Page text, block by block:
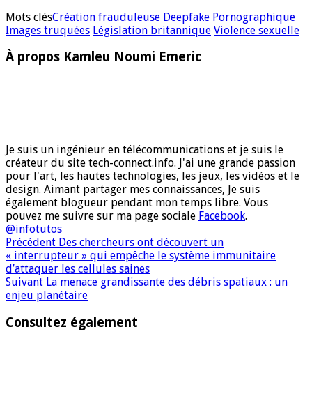
Mots clésCréation frauduleuse Deepfake Pornographique
Images truquées Législation britannique Violence sexuelle
À propos Kamleu Noumi Emeric
Je suis un ingénieur en télécommunications et je suis le
créateur du site tech-connect.info. J'ai une grande passion
pour l'art, les hautes technologies, les jeux, les vidéos et le
design. Aimant partager mes connaissances, Je suis
également blogueur pendant mon temps libre. Vous
pouvez me suivre sur ma page sociale Facebook.
@infotutos
Précédent Des chercheurs ont découvert un
« interrupteur » qui empêche le système immunitaire
d’attaquer les cellules saines
Suivant La menace grandissante des débris spatiaux : un
enjeu planétaire
Consultez également